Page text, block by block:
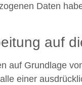
Daten
auf
Grundlage
einer